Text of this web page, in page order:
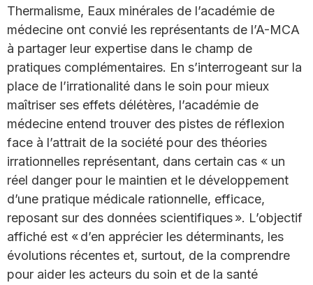
Thermalisme, Eaux minérales de l’académie de
médecine ont convié les représentants de l’A-MCA
à partager leur expertise dans le champ de
pratiques complémentaires. En s’interrogeant sur la
place de l’irrationalité dans le soin pour mieux
maîtriser ses effets délétères, l’académie de
médecine entend trouver des pistes de réflexion
face à l’attrait de la société pour des théories
irrationnelles représentant, dans certain cas « un
réel danger pour le maintien et le développement
d’une pratique médicale rationnelle, efficace,
reposant sur des données scientifiques ». L’objectif
affiché est « d’en apprécier les déterminants, les
évolutions récentes et, surtout, de la comprendre
pour aider les acteurs du soin et de la santé